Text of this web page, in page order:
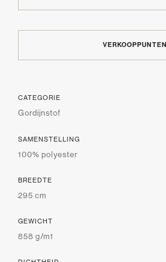
VERKOOPPUNTEN
CATEGORIE
Gordijnstof
SAMENSTELLING
100% polyester
BREEDTE
295 cm
GEWICHT
858 g/m1